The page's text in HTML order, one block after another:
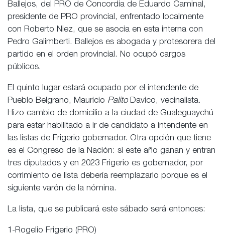
Ballejos, del PRO de Concordia de Eduardo Caminal,
presidente de PRO provincial, enfrentado localmente
con Roberto Niez, que se asocia en esta interna con
Pedro Galimberti. Ballejos es abogada y protesorera del
partido en el orden provincial. No ocupó cargos
públicos.
El quinto lugar estará ocupado por el intendente de
Pueblo Belgrano, Mauricio PalitoDavico, vecinalista.
Hizo cambio de domicilio a la ciudad de Gualeguaychú
para estar habilitado a ir de candidato a intendente en
las listas de Frigerio gobernador. Otra opción que tiene
es el Congreso de la Nación: si este año ganan y entran
tres diputados y en 2023 Frigerio es gobernador, por
corrimiento de lista debería reemplazarlo porque es el
siguiente varón de la nómina.
La lista, que se publicará este sábado será entonces:
1-Rogelio Frigerio (PRO)